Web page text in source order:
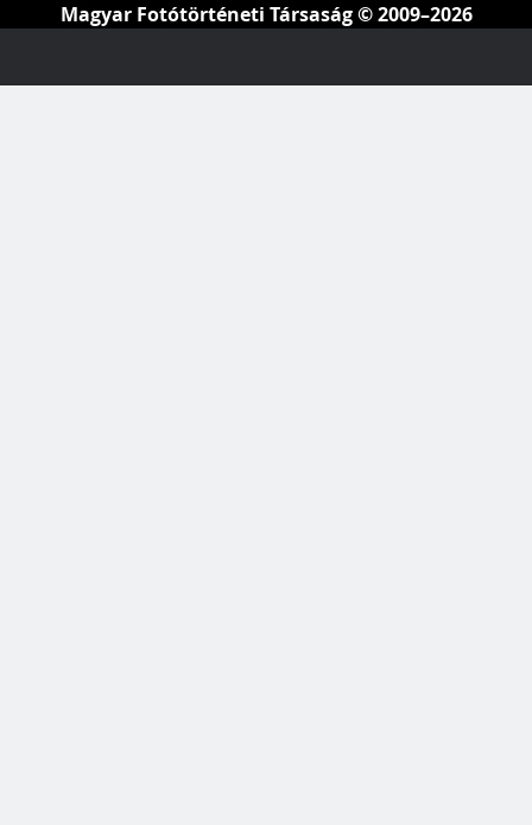
Magyar Fotótörténeti Társaság© 2009–2026